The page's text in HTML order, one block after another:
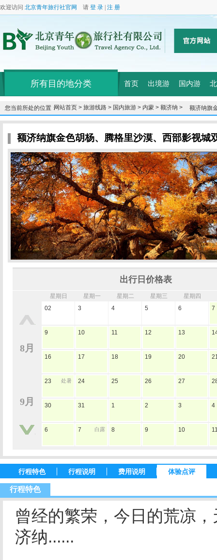
欢迎访问 北京青年旅行社官网 请 登 录 注 册
所有目的地分类 首页 出境游 国内游
您当前所处的位置：网站首页 > 旅游线路 > 国内旅游 > 内蒙 > 额济纳 >
额济纳旗
卧飞7/双
额济纳旗金色胡杨、腾格里沙漠、西部影视
出行日价格表
8月
9月
星期日 星期一 星期二 星期三 星期四
02
3 4 5 6 7
9 10 11 12 13
16 17 18 19 20
23 处暑 24 25 26 27
30 31 1 2 3 4
6 7 白露 8 9 10
行程特色 行程说明 费用说明 体验点评
行程特色
曾经的繁荣，今日的荒凉
济纳......